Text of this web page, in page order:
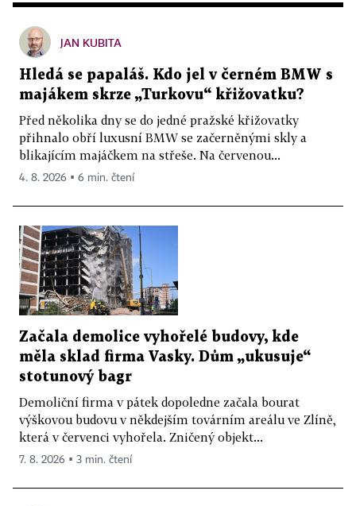
JAN KUBITA
Hledá se papaláš. Kdo jel v černém BMW s
majákem skrze „Turkovu“ křižovatku?
Před několika dny se do jedné pražské křižovatky
přihnalo obří luxusní BMW se začerněnými skly a
blikajícím majáčkem na střeše. Na červenou...
4. 8. 2026 ▪ 6 min. čtení
Začala demolice vyhořelé budovy, kde
měla sklad firma Vasky. Dům „ukusuje“
stotunový bagr
Demoliční firma v pátek dopoledne začala bourat
výškovou budovu v někdejším továrním areálu ve Zlíně,
která v červenci vyhořela. Zničený objekt...
7. 8. 2026 ▪ 3 min. čtení